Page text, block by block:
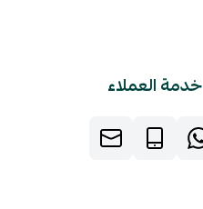
خدمة العملاء